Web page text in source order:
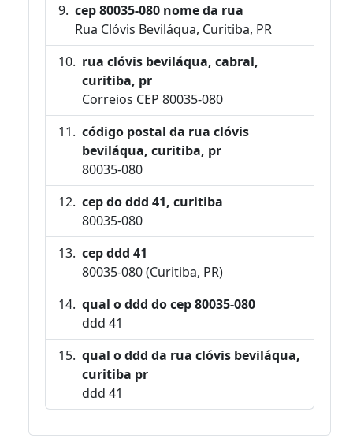
cep 80035-080 nome da rua
Rua Clóvis Beviláqua, Curitiba, PR
rua clóvis beviláqua, cabral,
curitiba, pr
Correios CEP 80035-080
código postal da rua clóvis
beviláqua, curitiba, pr
80035-080
cep do ddd 41, curitiba
80035-080
cep ddd 41
80035-080 (Curitiba, PR)
qual o ddd do cep 80035-080
ddd 41
qual o ddd da rua clóvis beviláqua,
curitiba pr
ddd 41